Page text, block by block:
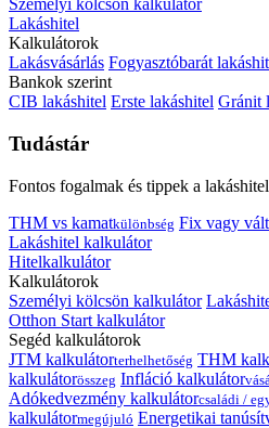
Személyi kölcsön kalkulátor
Lakáshitel
Kalkulátorok
Lakásvásárlás Fogyasztóbarát
Bankok szerint
CIB lakáshitel Erste lakáshitel Gránit
Tudástár
Fontos fogalmak és tippek a
THM vs kamatkülönbség Fix vagy
Lakáshitel kalkulátor
Hitelkalkulátor
Kalkulátorok
Személyi kölcsön kalkulátor
Otthon Start kalkulátor
Segéd kalkulátorok
JTM kalkulátorterhelhetőség THM
kalkulátorösszeg Infláció kalkulátor
Adókedvezmény kalkulátorcsaládi /
kalkulátormegújuló Energetikai